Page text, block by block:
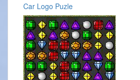
Car Logo Puzle